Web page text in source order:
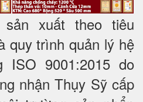
xuất theo tiêu
quy trình quản lý hệ
ISO 9001:2015 do
nhận Thụy Sỹ cấp